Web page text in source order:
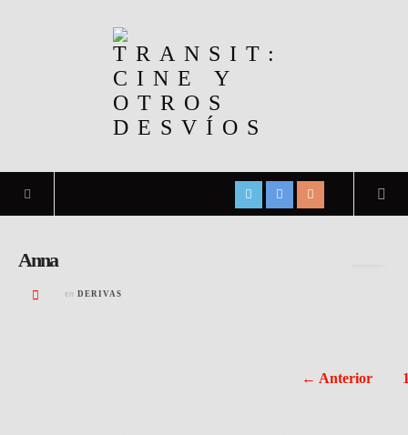
Anna
en DERIVAS
← Anterior